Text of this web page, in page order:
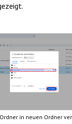
in neuen Ordner